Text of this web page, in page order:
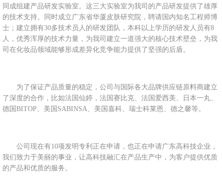
同成组建产品研发实验室。这三大实验室为我司的产品研发提供了雄厚
的技术支持。同时成立广东省华厦皮肤研究院，聘请国内知名工程师博
士；建立拥有30多技术员人的研发团队，本科以上学历的研发人员有8
人，优秀浑厚的技术力量，为我司建立一道强大的核心技术壁垒，为我
司在化妆品领域能够形成差异化竞争能力提供了坚强的后盾。
为了保证产品质量的稳定，公司与国际各大品牌供应链原料商建立
了深度的合作，比如法国仙婷，法国赛比克、法国爱西美、日本一丸、
德国BITOP、美国SABINSA、美国嘉科、瑞士科莱恩、德之馨等。
公司现在有10项发明专利正在申请，也正在申请广东高科技企业，
我们致力于美丽的事业，让高科技融汇在产品生产中，为客户提供优质
的产品和优质的服务。